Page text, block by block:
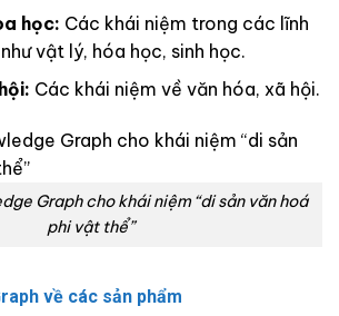
học: Các khái niệm trong các lĩnh
vật lý, hóa học, sinh học.
Các khái niệm về văn hóa, xã hội.
Graph cho khái niệm “di sản văn hoá
phi vật thể”
về các sản phẩm